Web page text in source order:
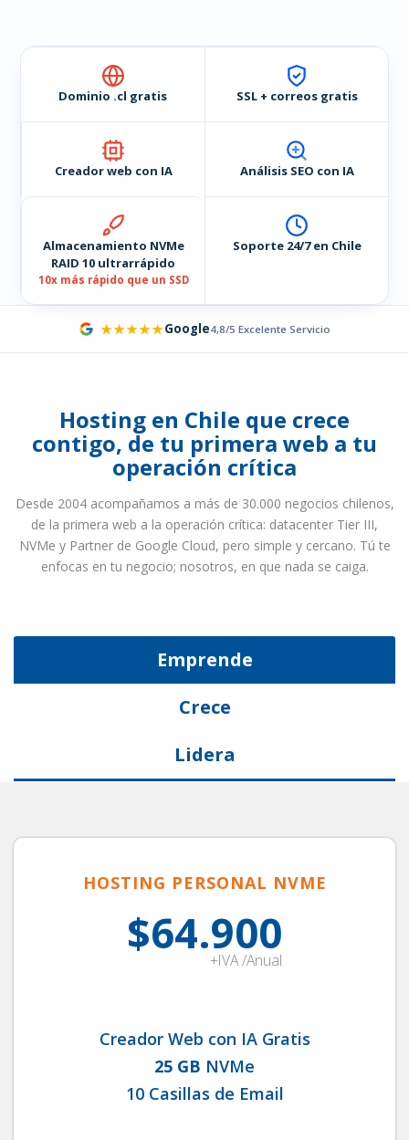
Dominio .cl gratis SSL + correos gratis
Creador web con IA Análisis SEO con IA
Almacenamiento NVMe
RAID 10 ultrarrápido
10x más rápido que un SSD
Soporte 24/7 en Chile
★★★★★Google4,8/5 Excelente Servicio
Hosting en Chile que crece
contigo, de tu primera web a tu
operación crítica
Desde 2004 acompañamos a más de 30.000 negocios chilenos,
de la primera web a la operación crítica: datacenter Tier III,
NVMe y Partner de Google Cloud, pero simple y cercano. Tú te
enfocas en tu negocio; nosotros, en que nada se caiga.
Emprende
Crece
Lidera
HOSTING PERSONAL NVME
$64.900
+IVA /Anual
Creador Web con IA Gratis
25 GB NVMe
10 Casillas de Email